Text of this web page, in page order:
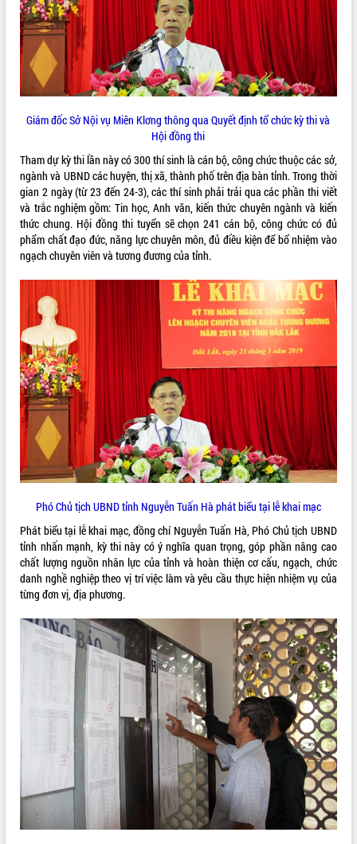
VIDEO
Không có file video nào để phát.
ALBUM ẢNH
LIÊN KẾT WEB
THỐNG KÊ TRUY CẬP
Hôm nay:
16806
Tất cả:
66102474
Giám đốc Sở Nội vụ Miên Klơng thông qua Quyết định tổ chức kỳ thi và
Hội đồng thi
Tham dự kỳ thi lần này có 300 thí sinh là cán bộ, công chức thuộc các sở,
ngành và UBND các huyện, thị xã, thành phố trên địa bàn tỉnh. Trong thời
gian 2 ngày (từ 23 đến 24-3), các thí sinh phải trải qua các phần thi viết
và trắc nghiệm gồm: Tin học, Anh văn, kiến thức chuyên ngành và kiến
thức chung. Hội đồng thi tuyển sẽ chọn 241 cán bộ, công chức có đủ
phẩm chất đạo đức, năng lực chuyên môn, đủ điều kiện để bổ nhiệm vào
ngạch chuyên viên và tương đương của tỉnh.
Phó Chủ tịch UBND tỉnh Nguyễn Tuấn Hà phát biểu tại lễ khai mạc
Phát biểu tại lễ khai mạc, đồng chí Nguyễn Tuấn Hà, Phó Chủ tịch UBND
tỉnh nhấn mạnh, kỳ thi này có ý nghĩa quan trọng, góp phần nâng cao
chất lượng nguồn nhân lực của tỉnh và hoàn thiện cơ cấu, ngạch, chức
danh nghề nghiệp theo vị trí việc làm và yêu cầu thực hiện nhiệm vụ của
từng đơn vị, địa phương.